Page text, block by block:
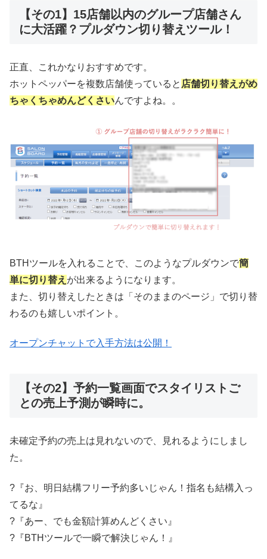
【その1】15店舗以内のグループ店舗さん
に大活躍？プルダウン切り替えツール！
正直、これかなりおすすめです。
ホットペッパーを複数店舗使っていると 店舗切り替えがめ
ちゃくちゃめんどくさいんですよね。。
BTHツールを入れることで、このようなプルダウンで簡
単に切り替え が出来るようになります。
また、切り替えしたときは「そのままのページ」で切り替
わるのも嬉しいポイント。
オープンチャットで入手方法は公開！
【その2】予約一覧画面でスタイリストご
との売上予測が瞬時に。
未確定予約の売上は見れないので、見れるようにしまし
た。
?『お、明日結構フリー予約多いじゃん！指名も結構入っ
てるな』
?『あー、でも金額計算めんどくさい』
?『BTHツールで一瞬で解決じゃん！』